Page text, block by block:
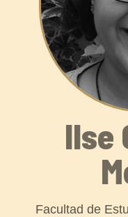
Ilse
Facultad de